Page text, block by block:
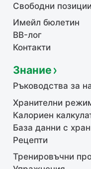
Свободни позиции
Имейл бюлетин
BB-лог
Контакти
Знание
Ръководства за
Хранителни
Калориен
База данни с
Рецепти
Тренировъчни